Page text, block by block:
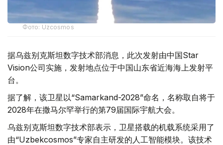
Фото: Uzcosmos
据乌兹别克斯坦数字技术部消息，此次发射由中国Star
Vision公司实施，发射地点位于中国山东省近海海上发射平
台。
据了解，该卫星以“Samarkand-2028”命名，名称取自将于
2028年在撒马尔罕举行的第79届国际宇航大会。
乌兹别克斯坦数字技术部表示，卫星搭载的机载系统采用了
由“Uzbekcosmos”专家自主研发的人工智能模块。该技术